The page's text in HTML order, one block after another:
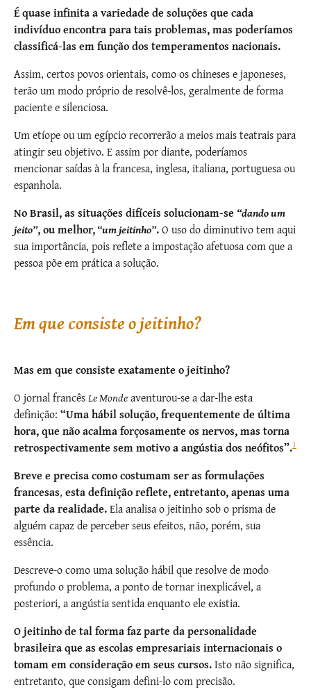
É quase infinita a variedade de soluções que cada
indivíduo encontra para tais problemas, mas poderíamos
classificá-las em função dos temperamentos nacionais.
Assim, certos povos orientais, como os chineses e japoneses,
terão um modo próprio de resolvê-los, geralmente de forma
paciente e silenciosa.
Um etíope ou um egípcio recorrerão a meios mais teatrais para
atingir seu objetivo. E assim por diante, poderíamos
mencionar saídas à la francesa, inglesa, italiana, portuguesa ou
espanhola.
No Brasil, as situações difíceis solucionam-se “dando um
jeito”, ou melhor,“um jeitinho”.O uso do diminutivo tem aqui
sua importância, pois reflete a impostação afetuosa com que a
pessoa põe em prática a solução.
Em que consiste o jeitinho?
Mas em que consiste exatamente o jeitinho?
O jornal francêsLe Mondeaventurou-se a dar-lhe esta
definição: “Uma hábil solução, frequentemente de última
hora, que não acalma forçosamente os nervos, mas torna
retrospectivamente sem motivo a angústia dos neófitos”.1
Breve e precisa como costumam ser as formulações
francesas, esta definição reflete, entretanto, apenas uma
parte da realidade.Ela analisa o jeitinho sob o prisma de
alguém capaz de perceber seus efeitos, não, porém, sua
essência.
Descreve-o como uma solução hábil que resolve de modo
profundo o problema, a ponto de tornar inexplicável, a
posteriori, a angústia sentida enquanto ele existia.
O jeitinho de tal forma faz parte da personalidade
brasileira que as escolas empresariais internacionais o
tomam em consideração em seus cursos.Isto não significa,
entretanto, que consigam defini-lo com precisão.